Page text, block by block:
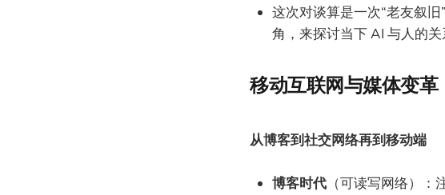
这次对谈算是一次“老友叙
角，来探讨当下 AI 与人的关
移动互联网与媒体变革
从博客到社交网络再到移动端
博客时代 （可读写网络）：